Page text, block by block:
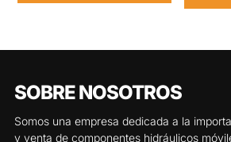
SOBRE NOSOTROS
Somos una empresa dedicada a la
y venta de componentes hidráulicos